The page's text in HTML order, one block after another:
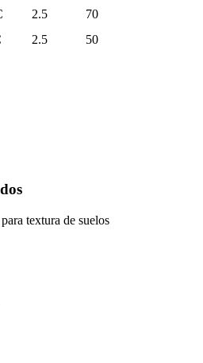
2.5
70
2.5 50
textura de suelos